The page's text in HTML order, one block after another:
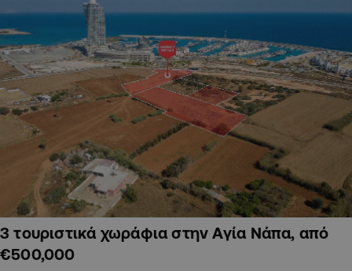
3 τουριστικά χωράφια στην Αγία Νάπα, από
€500,000